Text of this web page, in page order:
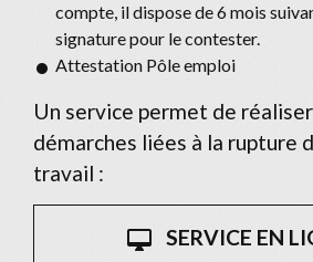
compte, il dispose de 6 mois
signature pour le contester.
Attestation Pôle emploi
Un service permet de
démarches liées à la rupture
travail :
desktop_mac SERVICE EN